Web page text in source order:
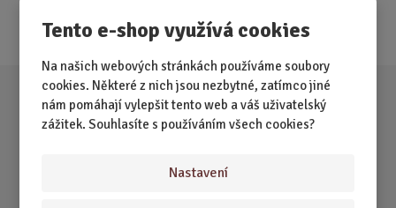
Tento e-shop využívá cookies
Na našich webových stránkách používáme soubory
cookies. Některé z nich jsou nezbytné, zatímco jiné
nám pomáhají vylepšit tento web a váš uživatelský
zážitek. Souhlasíte s používáním všech cookies?
Nastavení
Akce